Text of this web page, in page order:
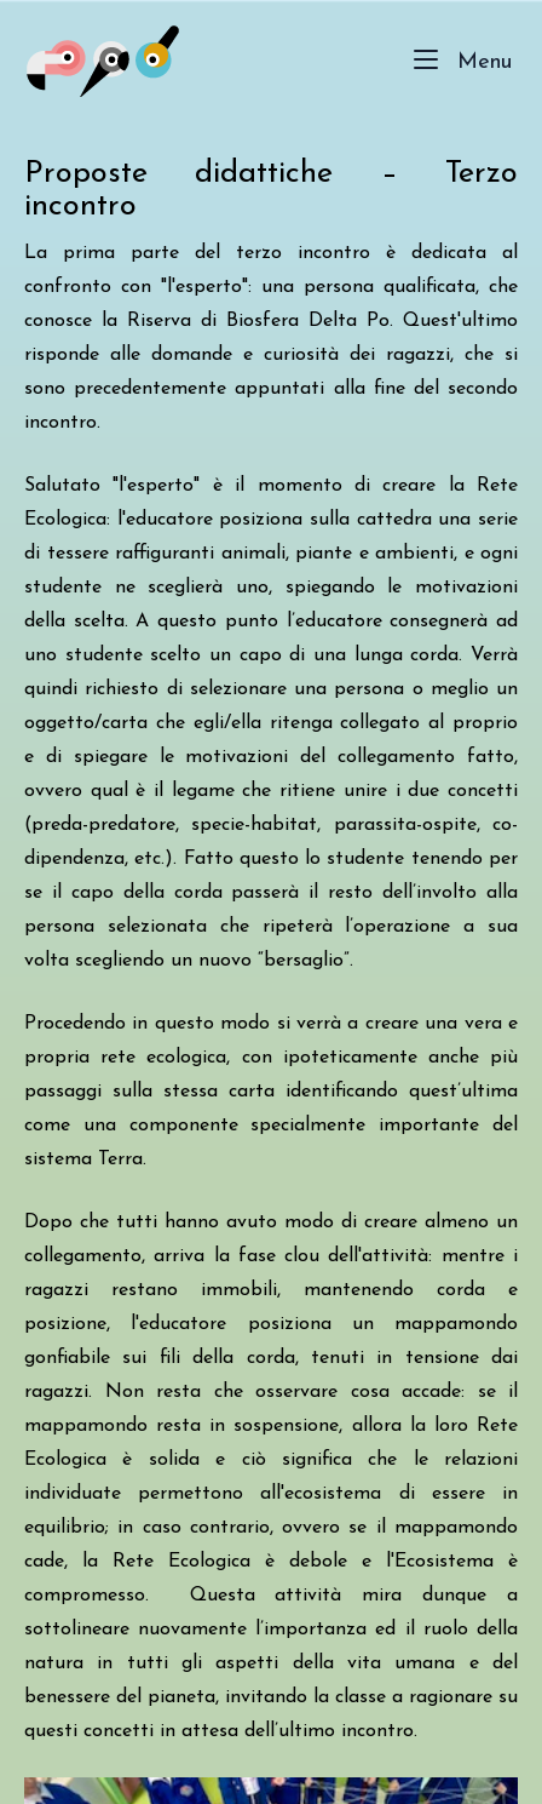
content
Home
Menu
Proposte didattiche – Terzo
incontro
La prima parte del terzo incontro è dedicata al
confronto con "l'esperto": una persona qualificata, che
conosce la Riserva di Biosfera Delta Po. Quest'ultimo
risponde alle domande e curiosità dei ragazzi, che si
sono precedentemente appuntati alla fine del secondo
incontro.
Salutato "l'esperto" è il momento di creare la Rete
Ecologica: l'educatore posiziona sulla cattedra una serie
di tessere raffiguranti animali, piante e ambienti, e ogni
studente ne sceglierà uno, spiegando le motivazioni
della scelta. A questo punto
l’educatore consegnerà ad
uno studente scelto un capo di una lunga corda. Verrà
quindi richiesto di selezionare una persona o meglio un
oggetto/carta che egli/ella ritenga collegato al proprio
e di spiegare le motivazioni del collegamento fatto,
ovvero qual è il legame che ritiene unire i due concetti
(preda-predatore, specie-habitat, parassita-ospite, co-
dipendenza, etc.). Fatto questo lo studente tenendo per
se il capo della corda passerà il resto dell’involto alla
persona selezionata che ripeterà l’operazione a sua
volta scegliendo un nuovo “bersaglio”.
Procedendo in questo modo si verrà a creare una vera e
propria rete ecologica, con ipoteticamente anche più
passaggi sulla stessa carta identificando quest’ultima
come una componente specialmente importante del
sistema Terra.
Dopo che tutti hanno avuto modo di creare almeno un
collegamento, arriva la fase clou dell'attività: mentre i
ragazzi restano immobili, mantenendo corda e
posizione, l'educatore posiziona un mappamondo
gonfiabile sui fili della corda, tenuti in tensione dai
ragazzi. Non resta che osservare cosa accade: se il
mappamondo resta in sospensione, allora la loro Rete
Ecologica è solida e ciò significa che le relazioni
individuate permettono all'ecosistema di essere in
equilibrio; in caso contrario, ovvero se il mappamondo
cade, la Rete Ecologica è debole e l'Ecosistema è
compromesso. Questa attività mira dunque a
sottolineare nuovamente l’importanza ed il ruolo della
natura in tutti gli aspetti della vita umana e del
benessere del pianeta, invitando la classe a ragionare su
questi concetti in attesa dell’ultimo incontro.